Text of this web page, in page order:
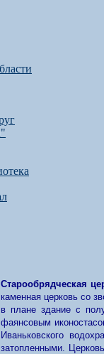
Старообрядческая
каменная церковь со
в плане здание с
фаянсовым
Иваньковского
затопленными.